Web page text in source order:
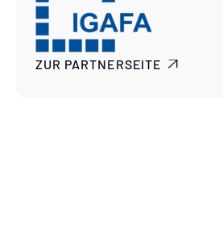
ZUR PARTNERSEITE 